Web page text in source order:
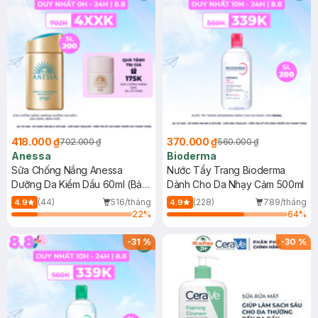
418.000 ₫702.000 ₫
Anessa
Sữa Chống Nắng Anessa
Dưỡng Da Kiềm Dầu 60ml (Bản
Mới)
4.9 (44)
516/tháng
22%
370.000 ₫560.000 ₫
Bioderma
Nước Tẩy Trang Bioderma
Dành Cho Da Nhạy Cảm 500ml
4.9 (228)
789/tháng
64%
-31% -30 %